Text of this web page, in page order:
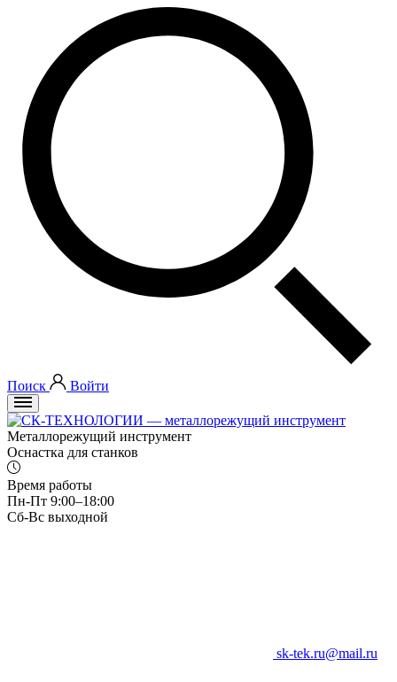
Поиск Войти
Металлорежущий инструмент
Оснастка для станков
Время работы
Пн-Пт 9:00–18:00
Сб-Вс выходной
sk-tek.ru@mail.ru